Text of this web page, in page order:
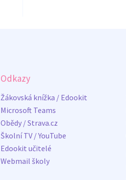
Odkazy
Žákovská knížka / Edookit
Microsoft Teams
Obědy / Strava.cz
Školní TV / YouTube
Edookit učitelé
Webmail školy